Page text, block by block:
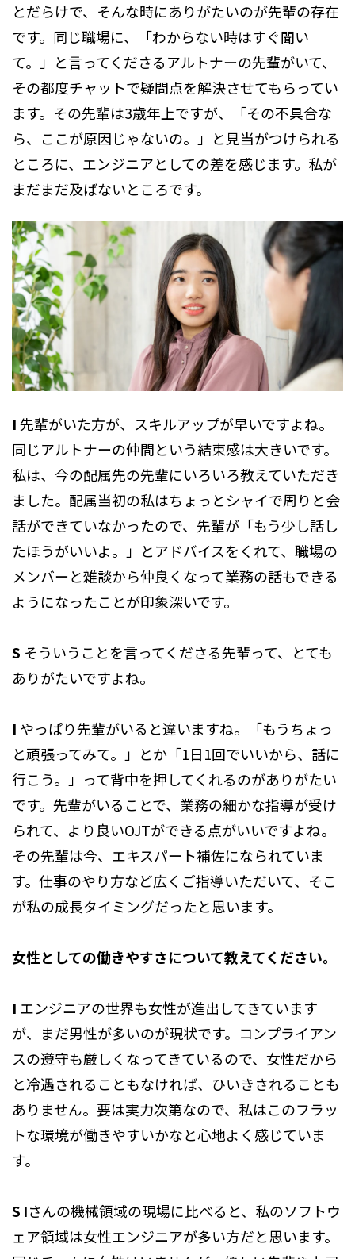
とだらけで、そんな時にありがたいのが先輩の存在
です。同じ職場に、「わからない時はすぐ聞い
て。」と言ってくださるアルトナーの先輩がいて、
その都度チャットで疑問点を解決させてもらってい
ます。その先輩は3歳年上ですが、「その不具合な
ら、ここが原因じゃないの。」と見当がつけられる
ところに、エンジニアとしての差を感じます。私が
まだまだ及ばないところです。
I先輩がいた方が、スキルアップが早いですよね。
同じアルトナーの仲間という結束感は大きいです。
私は、今の配属先の先輩にいろいろ教えていただき
ました。配属当初の私はちょっとシャイで周りと会
話ができていなかったので、先輩が「もう少し話し
たほうがいいよ。」とアドバイスをくれて、職場の
メンバーと雑談から仲良くなって業務の話もできる
ようになったことが印象深いです。
S そういうことを言ってくださる先輩って、とても
ありがたいですよね。
I やっぱり先輩がいると違いますね。「もうちょっ
と頑張ってみて。」とか「1日1回でいいから、話に
行こう。」って背中を押してくれるのがありがたい
です。先輩がいることで、業務の細かな指導が受け
られて、より良いOJTができる点がいいですよね。
その先輩は今、エキスパート補佐になられていま
す。仕事のやり方など広くご指導いただいて、そこ
が私の成長タイミングだったと思います。
女性としての働きやすさについて教えてください。
I エンジニアの世界も女性が進出してきています
が、まだ男性が多いのが現状です。コンプライアン
スの遵守も厳しくなってきているので、女性だから
と冷遇されることもなければ、ひいきされることも
ありません。要は実力次第なので、私はこのフラッ
トな環境が働きやすいかなと心地よく感じていま
す。
S Iさんの機械領域の現場に比べると、私のソフトウ
ェア領域は女性エンジニアが多い方だと思います。